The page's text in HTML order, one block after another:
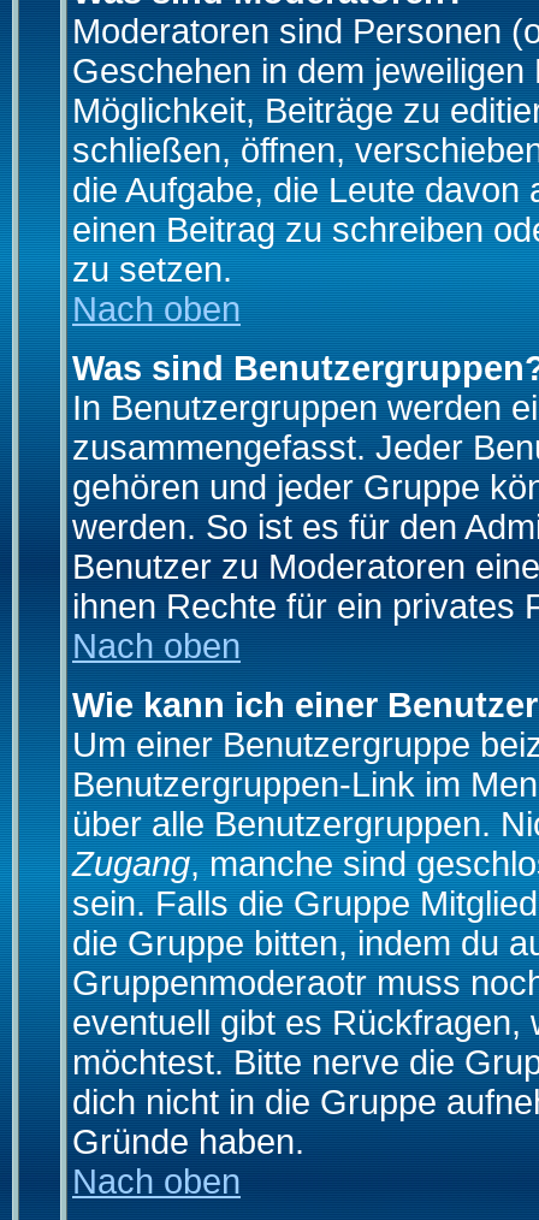
Moderatoren sind Personen
Geschehen in dem
Möglichkeit, Beiträge zu
schließen, öffnen,
die Aufgabe, die Leute
einen Beitrag zu schreiben
zu setzen.
Nach oben
Was sind
In Benutzergruppen werden
zusammengefasst. Jeder
gehören und jeder Gruppe
werden. So ist es für den
Benutzer zu Moderatoren
ihnen Rechte für ein privates
Nach oben
Wie kann ich einer
Um einer Benutzergruppe
Benutzergruppen-Link im
über alle Benutzergruppen.
Zugang, manche sind
sein. Falls die Gruppe
die Gruppe bitten, indem du
Gruppenmoderaotr muss
eventuell gibt es
möchtest. Bitte nerve die
dich nicht in die Gruppe
Gründe haben.
Nach oben